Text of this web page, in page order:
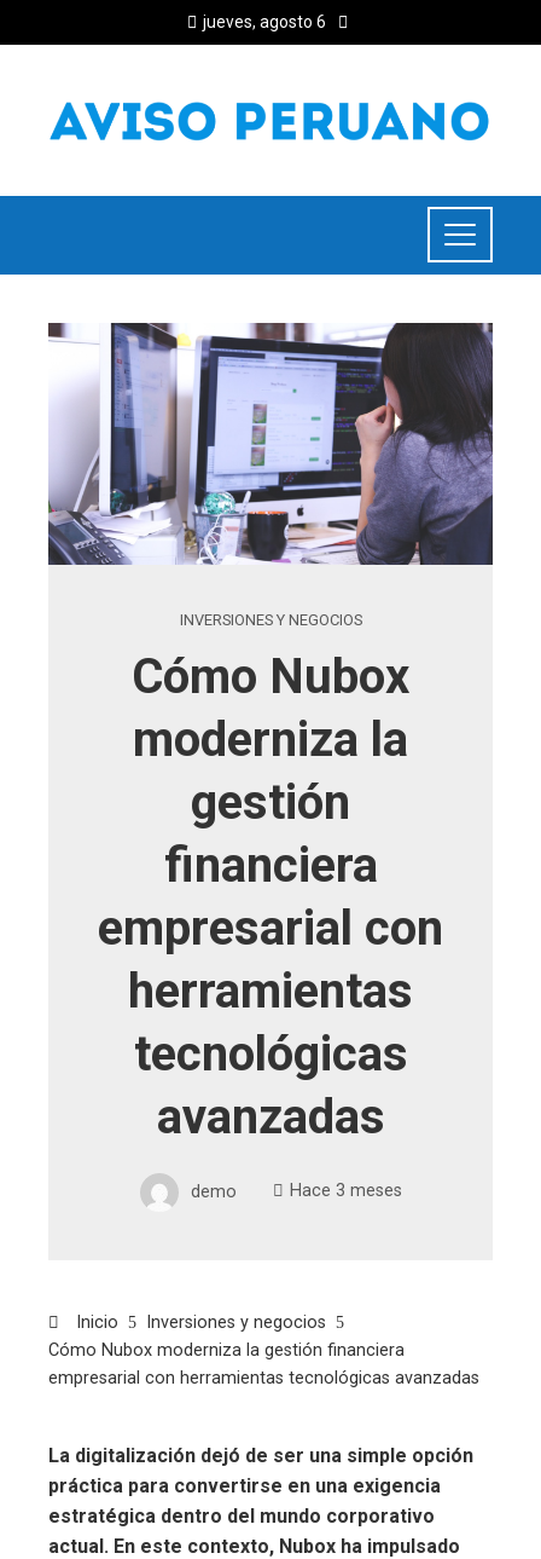
jueves, agosto 6
INVERSIONES Y NEGOCIOS
Cómo Nubox
moderniza la
gestión
financiera
empresarial con
herramientas
tecnológicas
avanzadas
demo Hace 3 meses
Inicio
Inversiones y negocios
Cómo Nubox moderniza la gestión financiera
empresarial con herramientas tecnológicas avanzadas
La digitalización dejó de ser una simple opción
práctica para convertirse en una exigencia
estratégica dentro del mundo corporativo
actual. En este contexto, Nubox ha impulsado